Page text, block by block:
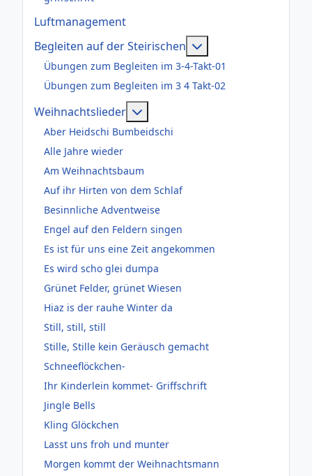
Luftmanagement
Begleiten auf der Steirischen
Übungen zum Begleiten im 3-4-Takt-01
Übungen zum Begleiten im 3 4 Takt-02
Weihnachtslieder
Aber Heidschi Bumbeidschi
Alle Jahre wieder
Am Weihnachtsbaum
Auf ihr Hirten von dem Schlaf
Besinnliche Adventweise
Engel auf den Feldern singen
Es ist für uns eine Zeit angekommen
Es wird scho glei dumpa
Grünet Felder, grünet Wiesen
Hiaz is der rauhe Winter da
Still, still, still
Stille, Stille kein Geräusch gemacht
Schneeflöckchen-
Ihr Kinderlein kommet- Griffschrift
Jingle Bells
Kling Glöckchen
Lasst uns froh und munter
Morgen kommt der Weihnachtsmann